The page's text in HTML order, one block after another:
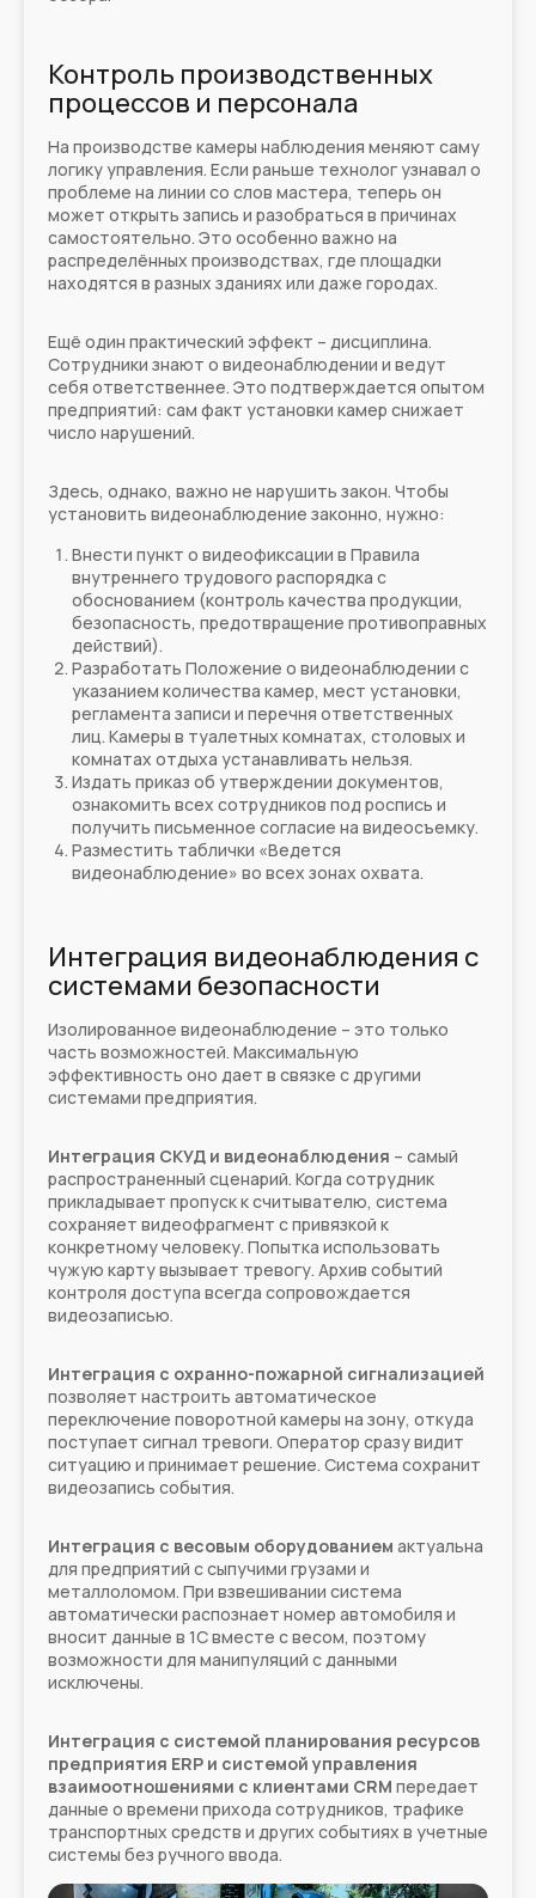
Контроль производственных
процессов и персонала
На производстве камеры наблюдения меняют саму
логику управления. Если раньше технолог узнавал о
проблеме на линии со слов мастера, теперь он
может открыть запись и разобраться в причинах
самостоятельно. Это особенно важно на
распределённых производствах, где площадки
находятся в разных зданиях или даже городах.
Ещё один практический эффект – дисциплина.
Сотрудники знают о видеонаблюдении и ведут
себя ответственнее. Это подтверждается опытом
предприятий: сам факт установки камер снижает
число нарушений.
Здесь, однако, важно не нарушить закон. Чтобы
установить видеонаблюдение законно, нужно:
Внести пункт о видеофиксации в Правила
внутреннего трудового распорядка с
обоснованием (контроль качества продукции,
безопасность, предотвращение противоправных
действий).
Разработать Положение о видеонаблюдении с
указанием количества камер, мест установки,
регламента записи и перечня ответственных
лиц. Камеры в туалетных комнатах, столовых и
комнатах отдыха устанавливать нельзя.
Издать приказ об утверждении документов,
ознакомить всех сотрудников под роспись и
получить письменное согласие на видеосъемку.
Разместить таблички «Ведется
видеонаблюдение» во всех зонах охвата.
Интеграция видеонаблюдения с
системами безопасности
Изолированное видеонаблюдение – это только
часть возможностей. Максимальную
эффективность оно дает в связке с другими
системами предприятия.
Интеграция СКУД и видеонаблюдения – самый
распространенный сценарий. Когда сотрудник
прикладывает пропуск к считывателю, система
сохраняет видеофрагмент с привязкой к
конкретному человеку. Попытка использовать
чужую карту вызывает тревогу. Архив событий
контроля доступа всегда сопровождается
видеозаписью.
Интеграция с охранно-пожарной сигнализацией
позволяет настроить автоматическое
переключение поворотной камеры на зону, откуда
поступает сигнал тревоги. Оператор сразу видит
ситуацию и принимает решение. Система сохранит
видеозапись события.
Интеграция с весовым оборудованием актуальна
для предприятий с сыпучими грузами и
металлоломом. При взвешивании система
автоматически распознает номер автомобиля и
вносит данные в 1С вместе с весом, поэтому
возможности для манипуляций с данными
исключены.
Интеграция с системой планирования ресурсов
предприятия ERP и системой управления
взаимоотношениями с клиентами CRM передает
данные о времени прихода сотрудников, трафике
транспортных средств и других событиях в учетные
системы без ручного ввода.